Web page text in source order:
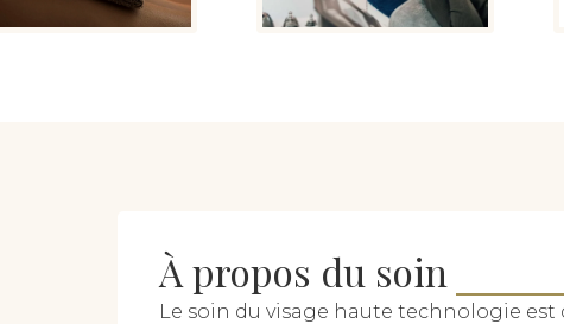
À propos du soin
Le soin du visage haute technologie